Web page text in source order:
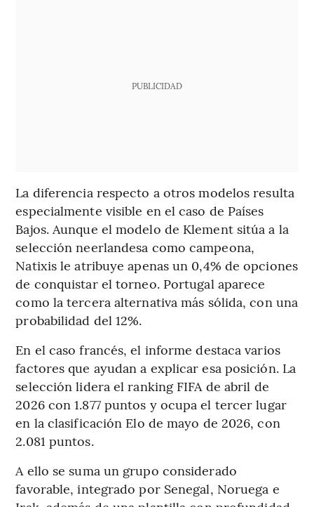
PUBLICIDAD
La diferencia respecto a otros modelos resulta
especialmente visible en el caso de Países
Bajos. Aunque el modelo de Klement sitúa a la
selección neerlandesa como campeona,
Natixis le atribuye apenas un 0,4% de opciones
de conquistar el torneo. Portugal aparece
como la tercera alternativa más sólida, con una
probabilidad del 12%.
En el caso francés, el informe destaca varios
factores que ayudan a explicar esa posición. La
selección lidera el ranking FIFA de abril de
2026 con 1.877 puntos y ocupa el tercer lugar
en la clasificación Elo de mayo de 2026, con
2.081 puntos.
A ello se suma un grupo considerado
favorable, integrado por Senegal, Noruega e